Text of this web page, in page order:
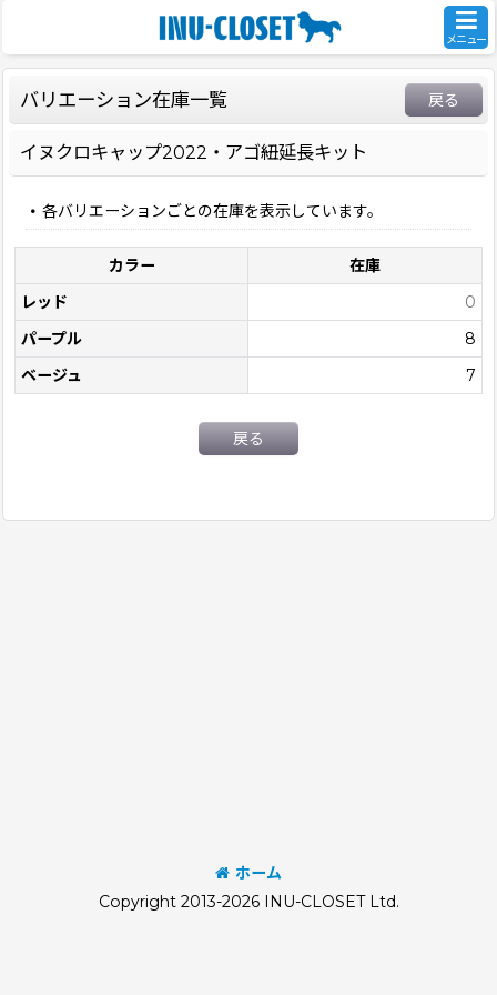
メニュー
バリエーション在庫一覧 戻る
イヌクロキャップ2022・アゴ紐延長キット
各バリエーションごとの在庫を表示しています。
カラー
在庫
レッド
0
パープル
8
ベージュ
7
戻る
ホーム
Copyright 2013-2026 INU-CLOSET Ltd.